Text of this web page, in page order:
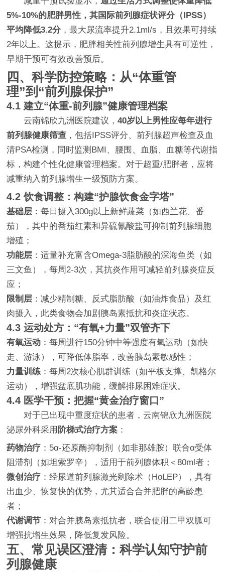
5%-10%的肥胖男性，其国际前列腺症状评分（IPSS）
平均降低3.2分 ，最大尿流率提升2.1ml/s，且效果可持续
2年以上。这提示，肥胖相关性前列腺增生具有可逆性，
早期干预可有效改善预后。
四、科学防控策略：从“体重管
理”到“前列腺保护”
4.1 建立“体重-前列腺”健康管理档案
云南锦欣九洲医院建议，40岁以上男性应每年进行
前列腺健康筛查 ，包括IPSS评分、前列腺超声检查及血
清PSA检测，同时监测BMI、腰围、血脂、血糖等代谢指
标，构建个性化健康管理档案。对于超重/肥胖者，应将
减重纳入前列腺增生一级预防方案。
4.2 饮食调整：构建“护腺饮食金字塔”
基础层 ：每日摄入300g以上新鲜蔬菜（如西兰花、番
茄），其中的番茄红素和异硫氰酸盐可抑制前列腺细胞
增殖；
功能层 ：适量补充富含Omega-3脂肪酸的深海鱼类（如
三文鱼），每周2-3次，其抗炎作用可减轻前列腺炎症反
应；
限制层 ：减少精制糖、反式脂肪酸（如油炸食品）及红
肉摄入，此类食物会加剧胰岛素抵抗和炎症状态。
4.3 运动处方：“有氧+力量”双管齐下
有氧运动 ：每周进行150分钟中等强度有氧运动（如快
走、游泳），可降低体脂率，改善胰岛素敏感性；
力量训练 ：每周2次核心肌群训练（如平板支撑、凯格尔
运动），增强盆底肌功能，缓解排尿困难症状。
4.4 医学干预：把握“黄金治疗窗口”
对于已出现中重度症状的患者，云南锦欣九洲医院
泌尿外科采用 阶梯式治疗方案 ：
药物治疗 ：5α-还原酶抑制剂（如非那雄胺）联合α受体
阻滞剂（如坦索罗辛），适用于前列腺体积＜80ml者；
微创治疗 ：经尿道前列腺激光剜除术（HoLEP），具有
出血少、恢复快的优势，尤其适合合并肥胖的高龄患
者；
代谢调节 ：对合并胰岛素抵抗者，联合使用二甲双胍可
增强抗增生效果，降低复发风险。
五、常见误区澄清：科学认知守护前
列腺健康